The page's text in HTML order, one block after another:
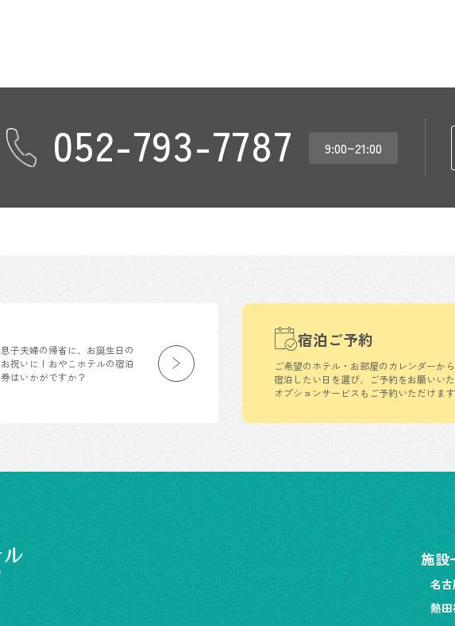
052-793-7787 9:00~21:00
息子夫婦の帰省に、お誕生日の
お祝いに！おやこホテルの宿泊
券はいかがですか？
宿泊ご予約
ご希望のホテル・お部屋のカレンダーから
宿泊したい日を選び、ご予約をお願いいた
オプションサービスもご予約いただけます
施設
名
熱